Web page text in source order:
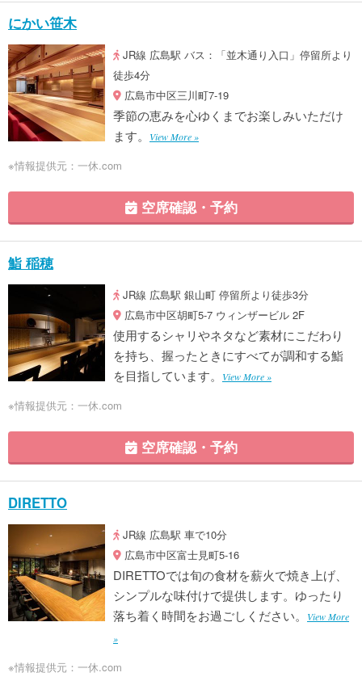
にかい笹木
JR線 広島駅 バス：「並木通り入口」停留所より
徒歩4分
広島市中区三川町7-19
季節の恵みを心ゆくまでお楽しみいただけ
ます。
View More »
※情報提供元：一休.com
空席確認・予約
鮨 稲穂
JR線 広島駅 銀山町 停留所より徒歩3分
広島市中区胡町5-7 ウィンザービル 2F
使用するシャリやネタなど素材にこだわり
を持ち、握ったときにすべてが調和する鮨
を目指しています。
View More »
※情報提供元：一休.com
空席確認・予約
DIRETTO
JR線 広島駅 車で10分
広島市中区富士見町5-16
DIRETTOでは旬の食材を薪火で焼き上げ、
シンプルな味付けで提供します。ゆったり
落ち着く時間をお過ごしください。
View More
»
※情報提供元：一休.com